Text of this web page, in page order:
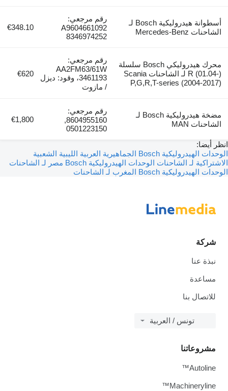
أسطوانة هيدروليكية Bosch لـ
الشاحنات Mercedes-Benz
رقم مرجعي:
A9604661092
8346974252
€348.10
محرك هيدروليكي Bosch سلسلة
R (01.04-) لـ الشاحنات Scania
P,G,R,T-series (2004-2017)
رقم مرجعي:
AA2FM63/61W
3461193، وقود: ديزل
/ مازوت
€620
مضخة هيدروليكية Bosch لـ
الشاحنات MAN
رقم مرجعي:
8604955160,
0501223150
€1,800
انظر أيضا:
الوحدات الهيدروليكية Bosch الجماهيرية العربية الليبية الشعبية
الاشتراكية لـ الشاحنات الوحدات الهيدروليكية Bosch مصر لـ الشاحنات
الوحدات الهيدروليكية Bosch المغرب لـ الشاحنات
شركة
نبذة عنا
مساعدة
للاتصال بنا
تونس / العربية
مشروعاتنا
Autoline™
Machineryline™